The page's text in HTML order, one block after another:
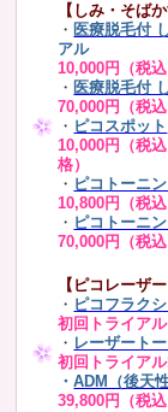
【しみ・そば
・ 医療脱毛付
アル
10,000円（税
・ 医療脱毛付
70,000円（税
・ ピコスポット
10,000円（税
格）
・ ピコトーニ
10,800円（税
・ ピコトーニ
70,000円（税
【ピコレーザ
・ ピコフラク
初回トライア
・ レーザート
初回トライア
・ADM（後天
39,800円（税